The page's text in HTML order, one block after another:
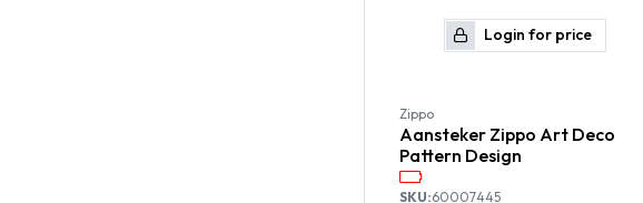
Login for price
Zippo
Aansteker Zippo Art Deco
Pattern Design
SKU:60007445